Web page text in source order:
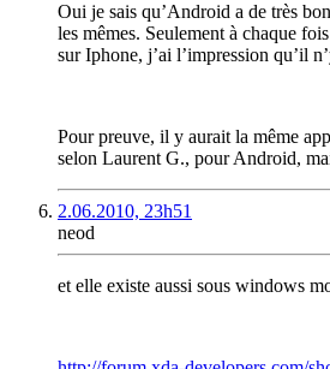
Oui je sais qu’Android a de très
les mêmes. Seulement à chaque
sur Iphone, j’ai l’impression qu’il
Pour preuve, il y aurait la même
selon Laurent G., pour Android,
2.06.2010, 23h51
neod
et elle existe aussi sous windows